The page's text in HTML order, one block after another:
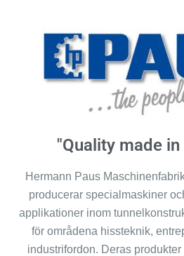
"Quality made in
Hermann Paus
producerar specialmaskiner
applikationer inom
för områdena hissteknik,
industrifordon. Deras